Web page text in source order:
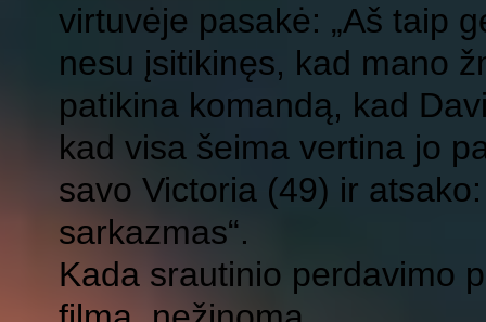
virtuvėje pasakė: „Aš taip
nesu įsitikinęs, kad mano
patikina komandą, kad
kad visa šeima vertina jo
savo Victoria (49) ir
sarkazmas“.
Kada srautinio perdavimo